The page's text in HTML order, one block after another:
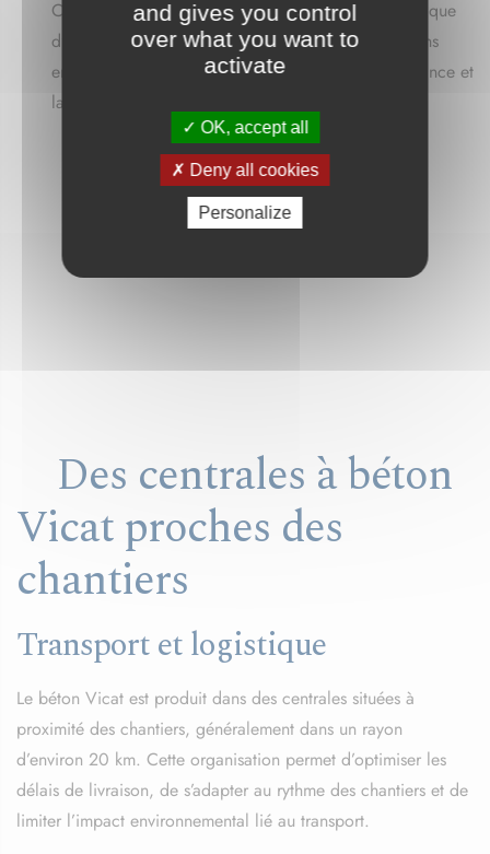
Cette approche innovante s’inscrit dans une dynamique
d’évolution à long terme, intégrant les considérations
environnementales, tout en garantissant la performance et
la qualité du béton produit.
Des centrales à béton
Vicat proches des
chantiers
Transport et logistique
Le béton Vicat est produit dans des centrales situées à
proximité des chantiers, généralement dans un rayon
d’environ 20 km. Cette organisation permet d’optimiser les
délais de livraison, de s’adapter au rythme des chantiers et de
limiter l’impact environnemental lié au transport.
and gives you control
over what you want to
activate
OK, accept all
Deny all cookies
Personalize